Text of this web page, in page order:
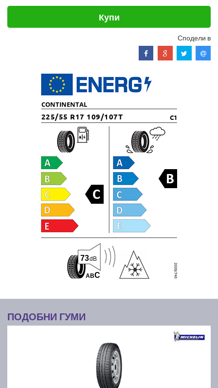
Купи
Сподели в
CONTINENTAL
225/55 R17 109/107T C1
ABC
73dB
ПОДОБНИ ГУМИ